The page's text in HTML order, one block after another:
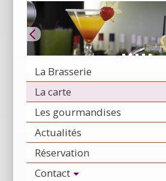
La Brasserie
La carte
Les gourmandises
Actualités
Réservation
Contact